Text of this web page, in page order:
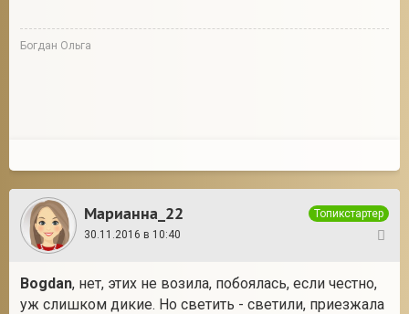
Богдан Ольга
Марианна_22
Топикстартер
30.11.2016 в 10:40
Bogdan, нет, этих не возила, побоялась, если честно,
уж слишком дикие. Но светить - светили, приезжала